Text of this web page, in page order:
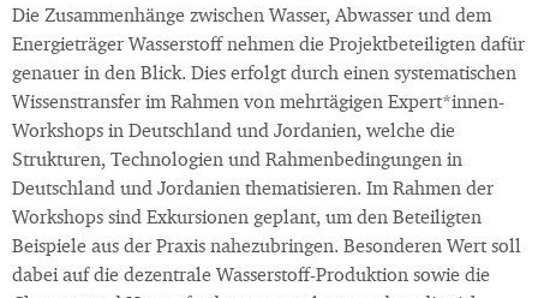
Die Zusammenhänge zwischen Wasser, Abwasser und dem
Energieträger Wasserstoff nehmen die Projektbeteiligten dafür
genauer in den Blick. Dies erfolgt durch einen systematischen
Wissenstransfer im Rahmen von mehrtägigen Expert*innen-
Workshops in Deutschland und Jordanien, welche die
Strukturen, Technologien und Rahmenbedingungen in
Deutschland und Jordanien thematisieren. Im Rahmen der
Workshops sind Exkursionen geplant, um den Beteiligten
Beispiele aus der Praxis nahezubringen. Besonderen Wert soll
dabei auf die dezentrale Wasserstoff-Produktion sowie die